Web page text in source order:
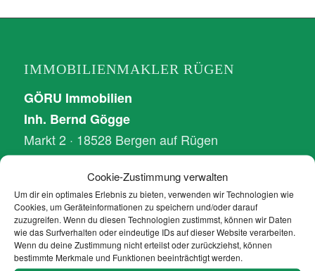
Cookie-Zustimmung verwalten
Um dir ein optimales Erlebnis zu bieten, verwenden wir Technologien wie
Cookies, um Geräteinformationen zu speichern und/oder darauf
zuzugreifen. Wenn du diesen Technologien zustimmst, können wir Daten
wie das Surfverhalten oder eindeutige IDs auf dieser Website verarbeiten.
Wenn du deine Zustimmung nicht erteilst oder zurückziehst, können
bestimmte Merkmale und Funktionen beeinträchtigt werden.
IMMOBILIENMAKLER RÜGEN
GÖRU Immobilien
Inh. Bernd Gögge
Markt 2 · 18528 Bergen auf Rügen
Tel. 0 38 38 / 25 70 36
www.ruegen-immobilien.com
info@ruegen-immobilien.com
BESUCHEN SIE UNS